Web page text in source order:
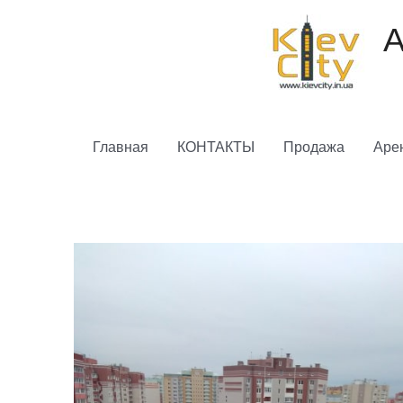
Главная КОНТАКТЫ Продажа